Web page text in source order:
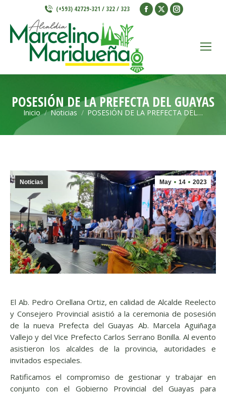
(+593) 42729-321 / 322 / 323
Facebook
window
X
window
Instagram
window
POSESIÓN DE LA PREFECTA DEL GUAYAS
Estás aquí:
Inicio Noticias POSESIÓN DE LA PREFECTA DEL…
May 14 2023
Noticias
El Ab. Pedro Orellana Ortiz, en calidad de Alcalde Reelecto
y Consejero Provincial asistió a la ceremonia de posesión
de la nueva Prefecta del Guayas Ab. Marcela Aguiñaga
Vallejo y del Vice Prefecto Carlos Serrano Bonilla. Al evento
asistieron los alcaldes de la provincia, autoridades e
invitados especiales.
Ratificamos el compromiso de gestionar y trabajar en
conjunto con el Gobierno Provincial del Guayas para